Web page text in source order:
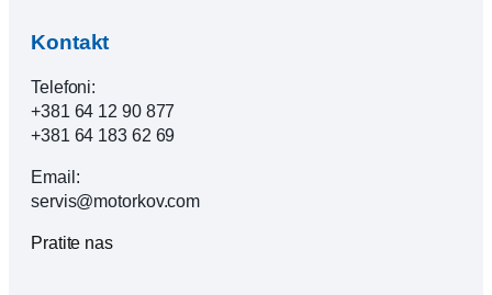
Kontakt
Telefoni:
+381 64 12 90 877
+381 64 183 62 69
Email:
servis@motorkov.com
Pratite nas